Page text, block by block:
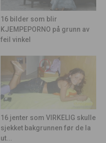
16 bilder som blir
KJEMPEPORNO på grunn av
feil vinkel
16 jenter som VIRKELIG skulle
sjekket bakgrunnen før de la
ut...